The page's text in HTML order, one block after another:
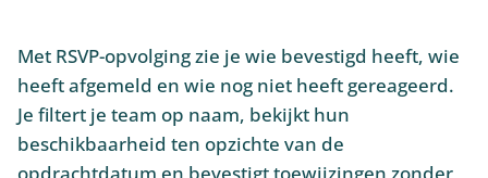
Met RSVP-opvolging zie je wie bevestigd heeft, wie
heeft afgemeld en wie nog niet heeft gereageerd.
Je filtert je team op naam, bekijkt hun
beschikbaarheid ten opzichte van de
opdrachtdatum en bevestigt toewijzingen zonder